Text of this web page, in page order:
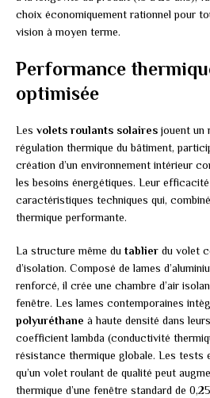
choix économiquement rationnel pour
vision à moyen terme.
Performance
optimisée
Les volets roulants solaires jouent un
régulation thermique du bâtiment,
création d’un environnement intérieur
les besoins énergétiques. Leur
caractéristiques techniques qui,
thermique performante.
La structure même du tablier du volet
d’isolation. Composé de lames
renforcé, il crée une chambre d’air
fenêtre. Les lames contemporaines
polyuréthane à haute densité dans
coefficient lambda (conductivité
résistance thermique globale. Les tests
qu’un volet roulant de qualité peut
thermique d’une fenêtre standard de